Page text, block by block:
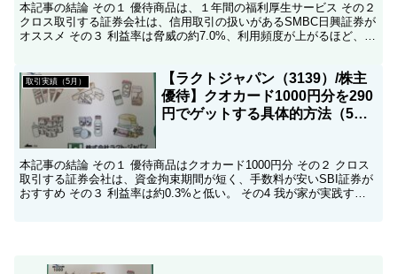
本記事の結論 その１ 優待商品は、１年間の福利厚生サービス その２
クロス取引する証券会社は、信用取引の扱いがあるSMBC日興証券が
オススメ その３ 利益率は脅威の約7.0%、利用頻度が上がるほど、利
取引実績（5月）
【ラクトジャパン（3139）/株主
優待】クオカード1000円分を290
円でゲットする具体的方法（5月
本記事の結論 その１ 優待商品はクオカード1000円分 その２ クロス
取引する証券会社は、資金拘束期間が短く、手数料が安いSBI証券が
おすすめ その３ 利益率は約0.3%と低い。 その4 我が家が実践する